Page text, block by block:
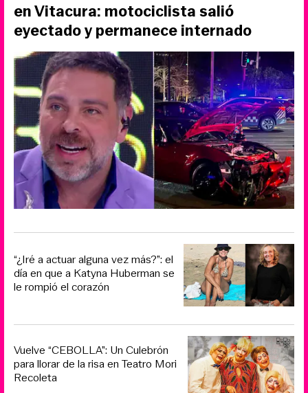
en Vitacura: motociclista salió
eyectado y permanece internado
“¿Iré a actuar alguna vez más?”: el
día en que a Katyna Huberman se
le rompió el corazón
Vuelve “CEBOLLA”: Un Culebrón
para llorar de la risa en Teatro Mori
Recoleta